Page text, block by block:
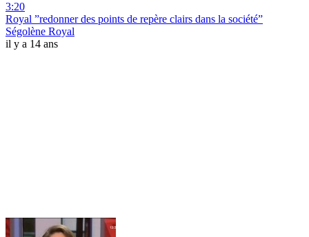
3:20
Royal ”redonner des points de repère clairs dans la société”
Ségolène Royal
il y a 14 ans